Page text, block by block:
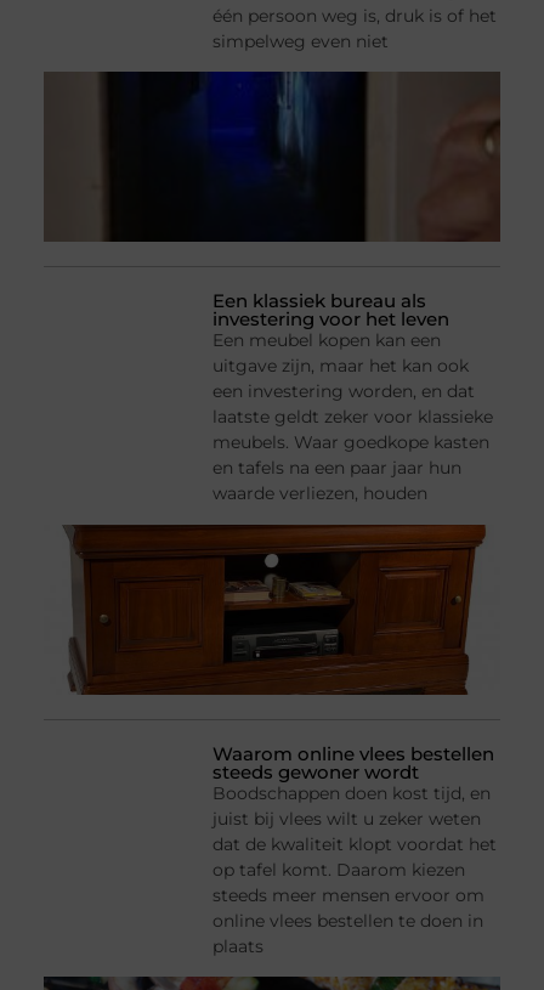
één persoon weg is, druk is of het
simpelweg even niet
Een klassiek bureau als
investering voor het leven
Een meubel kopen kan een
uitgave zijn, maar het kan ook
een investering worden, en dat
laatste geldt zeker voor klassieke
meubels. Waar goedkope kasten
en tafels na een paar jaar hun
waarde verliezen, houden
Waarom online vlees bestellen
steeds gewoner wordt
Boodschappen doen kost tijd, en
juist bij vlees wilt u zeker weten
dat de kwaliteit klopt voordat het
op tafel komt. Daarom kiezen
steeds meer mensen ervoor om
online vlees bestellen te doen in
plaats